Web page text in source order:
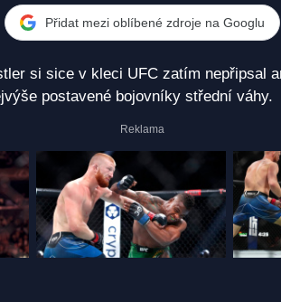
Přidat mezi oblíbené zdroje na Googlu
si sice v kleci UFC zatím nepřipsal
postavené bojovníky střední váhy.